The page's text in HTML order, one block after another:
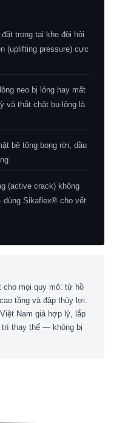
trong tại khe đòi hỏi
(uplifting pressure) cực
neo bị lỏng hay mất
và thắt chặt bu-lông là
bê tông bong rời, dầu
(active crack) không
Sikaflex® cho vết
cho mọi quy mô: từ hồ
tầng và đập thủy lợi.
Nam giá hợp lý, lắp
trì thay thế — không bị